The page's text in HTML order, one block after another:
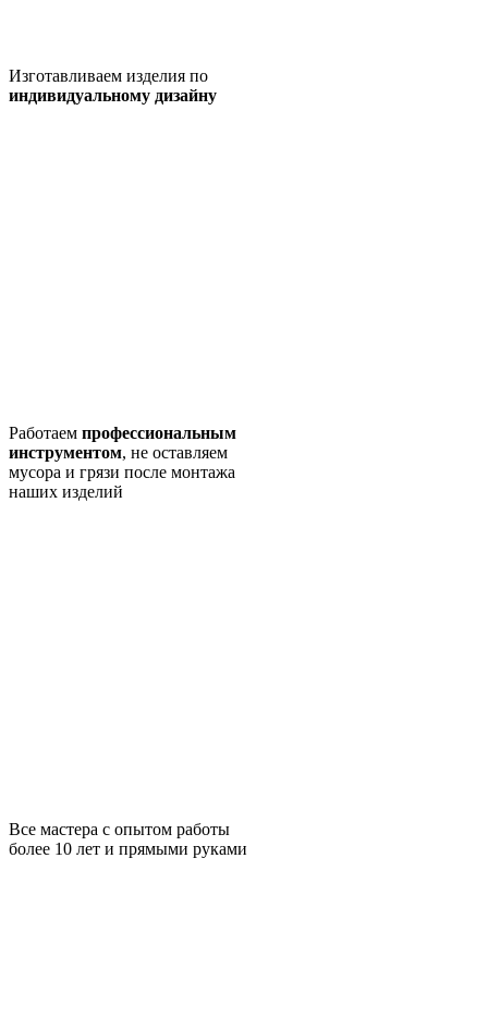
Изготавливаем изделия по
индивидуальному дизайну
Работаем профессиональным
инструментом, не оставляем
мусора и грязи после монтажа
наших изделий
Все мастера с опытом работы
более 10 лет и прямыми руками